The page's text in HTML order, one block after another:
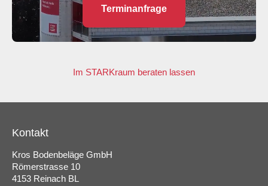
Terminanfrage
Im STARKraum beraten lassen
Kontakt
Kros Bodenbeläge GmbH
Römerstrasse 10
4153 Reinach BL